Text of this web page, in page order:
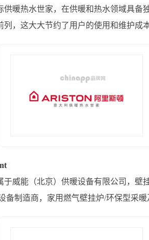
供暖热水世家，在供暖和热水领域具
列，这大大节约了用户的使用和维护成
于威能（北京）供暖设备有限公司，
备制造商，家用燃气壁挂炉/环保型采